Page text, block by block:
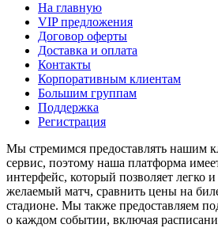
На главную
VIP предложения
Договор оферты
Доставка и оплата
Контакты
Корпоративным клиентам
Большим группам
Поддержка
Регистрация
Мы стремимся предоставлять нашим
сервис, поэтому наша платформа
интерфейс, который позволяет легко
желаемый матч, сравнить цены на
стадионе. Мы также предоставляем
о каждом событии, включая